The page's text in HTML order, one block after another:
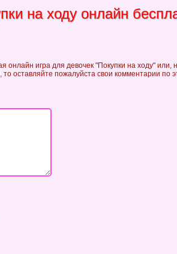
на ходу онлайн
онлайн игра для девочек "Покупки на ходу" или,
оставляйте пожалуйста свои комментарии по